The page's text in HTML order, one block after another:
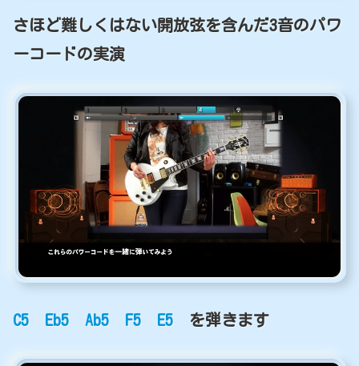
さほど難しくはない開放弦を含んだ3音のパワ
ーコードの実演
C5 Eb5 Ab5 F5 E5 を弾きます